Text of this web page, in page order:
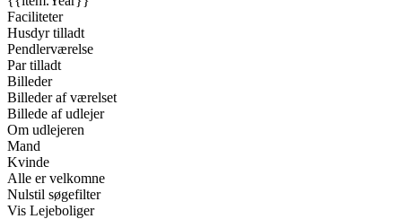
Faciliteter
Husdyr tilladt
Pendlerværelse
Par tilladt
Billeder
Billeder af værelset
Billede af udlejer
Om udlejeren
Mand
Kvinde
Alle er velkomne
Nulstil søgefilter
Vis Lejeboliger